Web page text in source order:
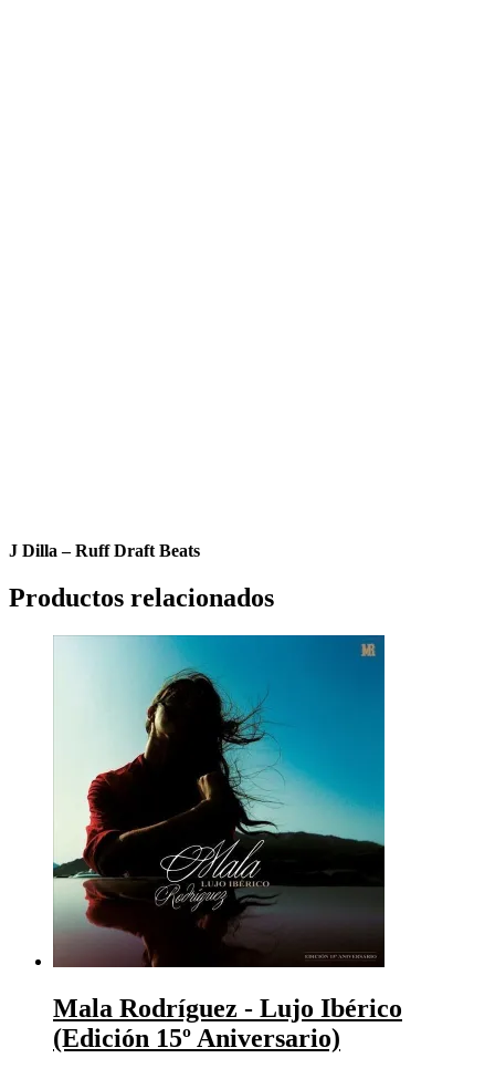
J Dilla – Ruff Draft Beats
Productos relacionados
Mala Rodríguez ‎- Lujo Ibérico
(Edición 15º Aniversario)